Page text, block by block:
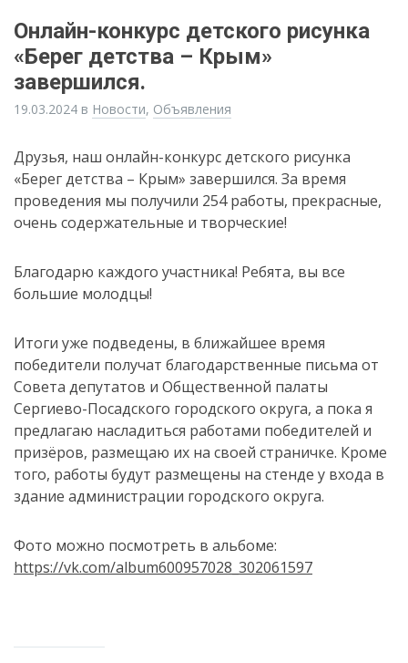
Онлайн-конкурс детского рисунка
«Берег детства – Крым»
завершился.
19.03.2024 в Новости, Объявления
Друзья, наш онлайн-конкурс детского рисунка
«Берег детства – Крым» завершился. За время
проведения мы получили 254 работы, прекрасные,
очень содержательные и творческие!
Благодарю каждого участника! Ребята, вы все
большие молодцы!
Итоги уже подведены, в ближайшее время
победители получат благодарственные письма от
Совета депутатов и Общественной палаты
Сергиево-Посадского городского округа, а пока я
предлагаю насладиться работами победителей и
призёров, размещаю их на своей страничке. Кроме
того, работы будут размещены на стенде у входа в
здание администрации городского округа.
Фото можно посмотреть в альбоме:
https://vk.com/album600957028_302061597